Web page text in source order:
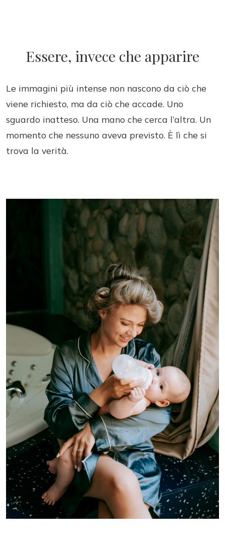
Essere, invece che apparire
Le immagini più intense non nascono da ciò che
viene richiesto, ma da ciò che accade. Uno
sguardo inatteso. Una mano che cerca l’altra. Un
momento che nessuno aveva previsto. È lì che si
trova la verità.